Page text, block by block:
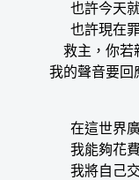
也許今天
也許現在
救主，你若
我的聲音要回
在這世界
我能夠花
我將自己